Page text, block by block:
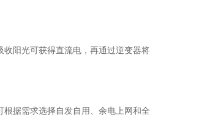
阳光可获得直流电，再通过逆变器将
据需求选择自发自用、余电上网和全